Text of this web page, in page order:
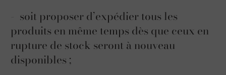
- soit proposer d’expédier tous les
produits en même temps dès que ceux en
rupture de stock seront à nouveau
disponibles ;